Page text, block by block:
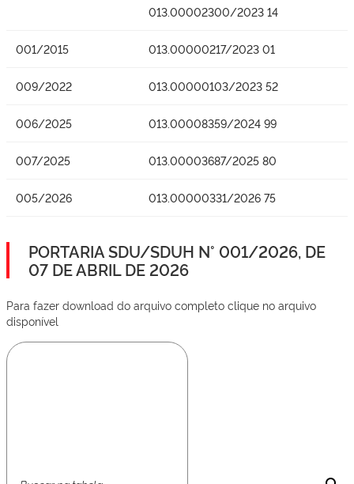
013.00002300/2023 14
001/2015 013.00000217/2023 01
009/2022 013.00000103/2023 52
006/2025 013.00008359/2024 99
007/2025 013.00003687/2025 80
005/2026 013.00000331/2026 75
PORTARIA SDU/SDUH N° 001/2026, DE
07 DE ABRIL DE 2026
Para fazer download do arquivo completo clique no arquivo
disponível